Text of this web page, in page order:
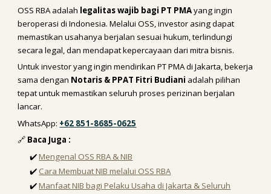
OSS RBA adalah legalitas wajib bagi PT PMAyang ingin
beroperasi di Indonesia. Melalui OSS, investor asing dapat
memastikan usahanya berjalan sesuai hukum, terlindungi
secara legal, dan mendapat kepercayaan dari mitra bisnis.
Untuk investor yang ingin mendirikan PT PMA di Jakarta, bekerja
sama dengan Notaris & PPAT Fitri Budiani adalah pilihan
tepat untuk memastikan seluruh proses perizinan berjalan
lancar.
WhatsApp: +62 851-8685-0625
🔗 Baca Juga :
✔️Mengenal OSS RBA & NIB
✔️ Cara Membuat NIB melalui OSS RBA
✔️Manfaat NIB bagi Pelaku Usaha di Jakarta & Seluruh